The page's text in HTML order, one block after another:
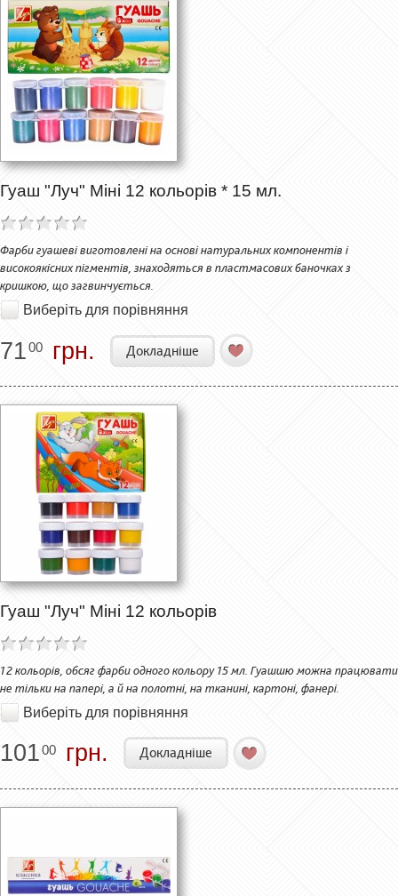
Гуаш "Луч" Міні 12 кольорів * 15 мл.
Фарби гуашеві виготовлені на основі натуральних компонентів і
високоякісних пігментів, знаходяться в пластмасових баночках з
кришкою, що загвинчується.
Виберіть для порівняння
7100 грн. Докладніше
Гуаш "Луч" Міні 12 кольорів
12 кольорів, обсяг фарби одного кольору 15 мл. Гуашшю можна працювати
не тільки на папері, а й на полотні, на тканині, картоні, фанері.
Виберіть для порівняння
10100 грн. Докладніше